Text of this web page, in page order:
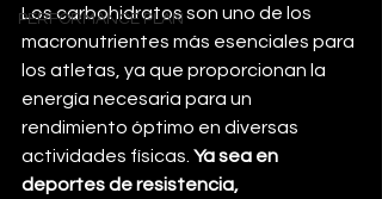
PERFORMANCE PLAN
Los carbohidratos son uno de los
macronutrientes más esenciales para
los atletas, ya que proporcionan la
energía necesaria para un
rendimiento óptimo en diversas
actividades físicas. Ya sea en
deportes de resistencia,